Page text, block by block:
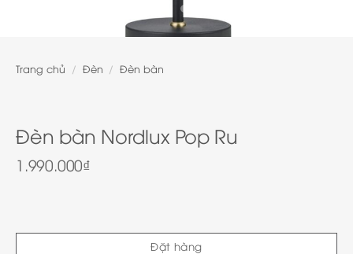
Trang chủ / Đèn / Đèn bàn
Đèn bàn Nordlux Pop Ru
1.990.000₫
Đặt hàng